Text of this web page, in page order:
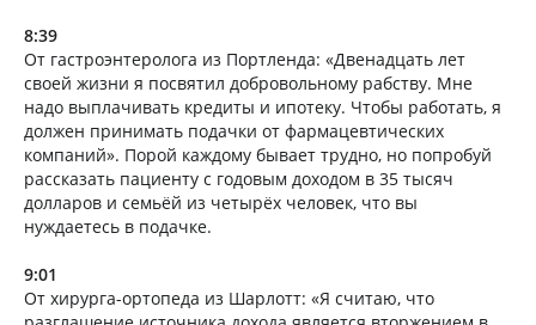
8:39
От гастроэнтеролога из Портленда: «Двенадцать лет
своей жизни я посвятил добровольному рабству. Мне
надо выплачивать кредиты и ипотеку. Чтобы работать, я
должен принимать подачки от фармацевтических
компаний». Порой каждому бывает трудно, но попробуй
рассказать пациенту с годовым доходом в 35 тысяч
долларов и семьёй из четырёх человек, что вы
нуждаетесь в подачке.
9:01
От хирурга-ортопеда из Шарлотт: «Я считаю, что